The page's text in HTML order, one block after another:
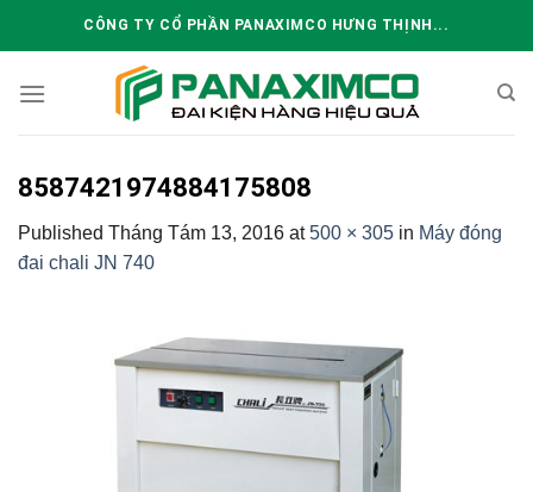
CÔNG TY CỔ PHẦN PANAXIMCO HƯNG THỊNH...
8587421974884175808
Published Tháng Tám 13, 2016 at500 × 305 in Máy đóng
đai chali JN 740